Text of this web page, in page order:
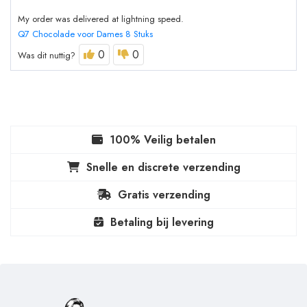
My order was delivered at lightning speed.
Q7 Chocolade voor Dames 8 Stuks
Was dit nuttig?
0 0
100% Veilig betalen
Snelle en discrete verzending
Gratis verzending
Betaling bij levering